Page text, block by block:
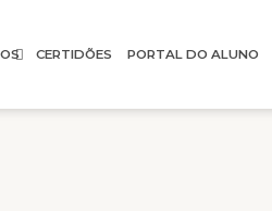
CERTIDÕES PORTAL DO ALUNO